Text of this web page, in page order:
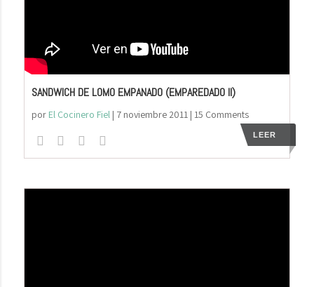
SANDWICH DE LOMO EMPANADO (EMPAREDADO II)
por El Cocinero Fiel| 7 noviembre 2011| 15 Comments
LEER